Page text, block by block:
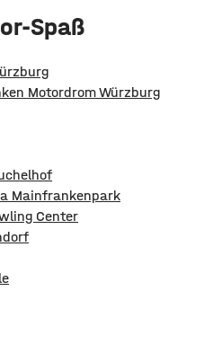
Spaß
Motordrom Würzburg
Mainfrankenpark
Center